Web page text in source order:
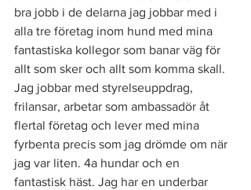
bra jobb i de delarna jag jobbar med i
alla tre företag inom hund med mina
fantastiska kollegor som banar väg för
allt som sker och allt som komma skall.
Jag jobbar med styrelseuppdrag,
frilansar, arbetar som ambassadör åt
flertal företag och lever med mina
fyrbenta precis som jag drömde om när
jag var liten. 4a hundar och en
fantastisk häst. Jag har en underbar